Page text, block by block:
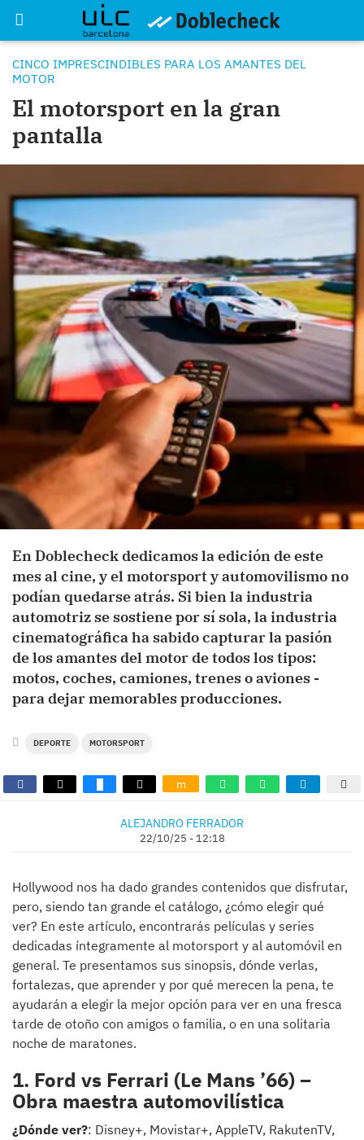
CINCO IMPRESCINDIBLES PARA LOS AMANTES DEL
MOTOR
El motorsport en la gran
pantalla
En Doblecheck dedicamos la edición de este
mes al cine, y el motorsport y automovilismo no
podían quedarse atrás. Si bien la industria
automotriz se sostiene por sí sola, la industria
cinematográfica ha sabido capturar la pasión
de los amantes del motor de todos los tipos:
motos, coches, camiones, trenes o aviones -
para dejar memorables producciones.
DEPORTE MOTORSPORT
m
ALEJANDRO FERRADOR
22/10/25 - 12:18
Hollywood nos ha dado grandes contenidos que disfrutar,
pero, siendo tan grande el catálogo, ¿cómo elegir qué
ver? En este artículo, encontrarás películas y series
dedicadas íntegramente al motorsport y al automóvil en
general. Te presentamos sus sinopsis, dónde verlas,
fortalezas, que aprender y por qué merecen la pena, te
ayudarán a elegir la mejor opción para ver en una fresca
tarde de otoño con amigos o familia, o en una solitaria
noche de maratones.
1. Ford vs Ferrari (Le Mans ’66) –
Obra maestra automovilística
¿Dónde ver?: Disney+, Movistar+, AppleTV, RakutenTV,